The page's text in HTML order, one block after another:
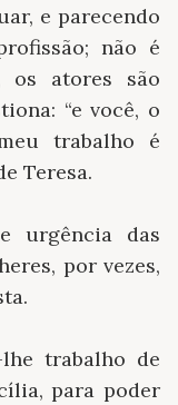
e parecendo
não é
os atores são
“e você, o
trabalho é
Teresa.
urgência das
por vezes,
lhe trabalho de
para poder